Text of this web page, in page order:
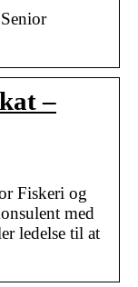
–
Fiskeri og
med
ledelse til at